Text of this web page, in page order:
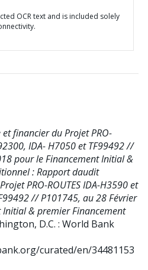
OCR text and is included solely
financier du Projet PRO-
IDA- H7050 et TF99492 //
pour le Financement Initial &
: Rapport daudit
PRO-ROUTES IDA-H3590 et
// P101745, au 28 Février
& premier Financement
D.C. : World Bank
curated/en/34481153